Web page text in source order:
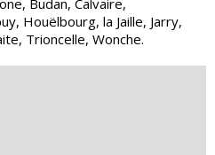
Budan, Calvaire,
Houëlbourg, la Jaille, Jarry,
Trioncelle, Wonche.